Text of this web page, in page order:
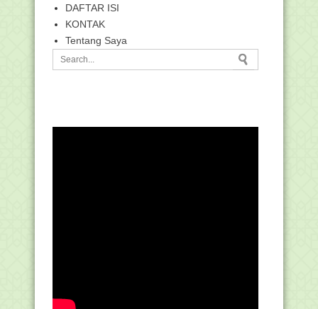
DAFTAR ISI
KONTAK
Tentang Saya